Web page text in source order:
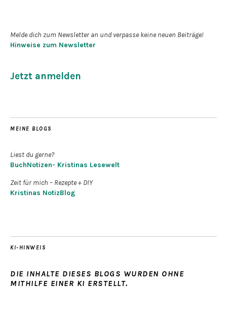
Melde dich zum Newsletter an und verpasse keine neuen Beiträge!
Hinweise zum Newsletter
Jetzt anmelden
MEINE BLOGS
Liest du gerne?
BuchNotizen- Kristinas Lesewelt
Zeit für mich – Rezepte + DIY
Kristinas NotizBlog
KI-HINWEIS
DIE INHALTE DIESES BLOGS WURDEN OHNE
MITHILFE EINER KI ERSTELLT.